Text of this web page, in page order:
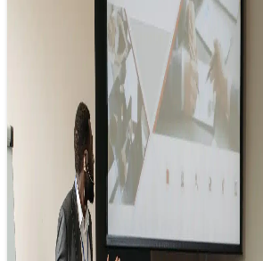
“Truyền thông tổ chức” tạo